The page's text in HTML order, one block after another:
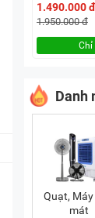
1.490.000 đ
1.950.000 đ
Chỉ
Danh
Quạt,
mát